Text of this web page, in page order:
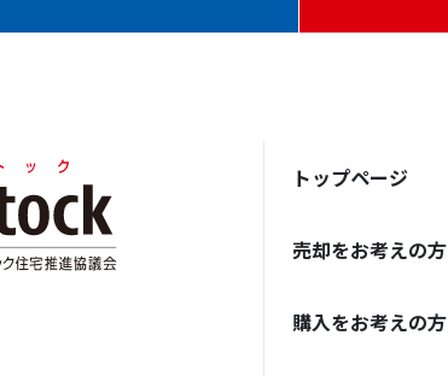
トップページ
売却をお考えの方
購入をお考えの方